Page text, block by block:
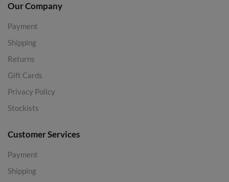
Our Company
Payment
Shipping
Returns
Gift Cards
Privacy Policy
Stockists
Customer Services
Payment
Shipping